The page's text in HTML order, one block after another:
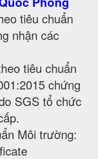
tiêu chuẩn
nhận các
tiêu chuẩn
chứng
SGS tổ chức
Môi trường: